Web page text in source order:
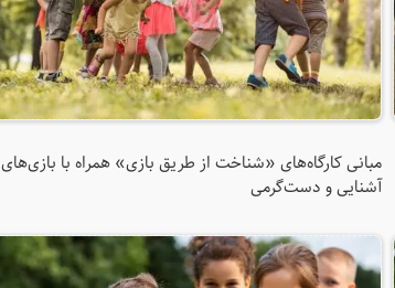
مبانی کارگاه‌های «شناخت از طریق بازی» همراه با بازی‌های
آشنایی و دست‌گرمی